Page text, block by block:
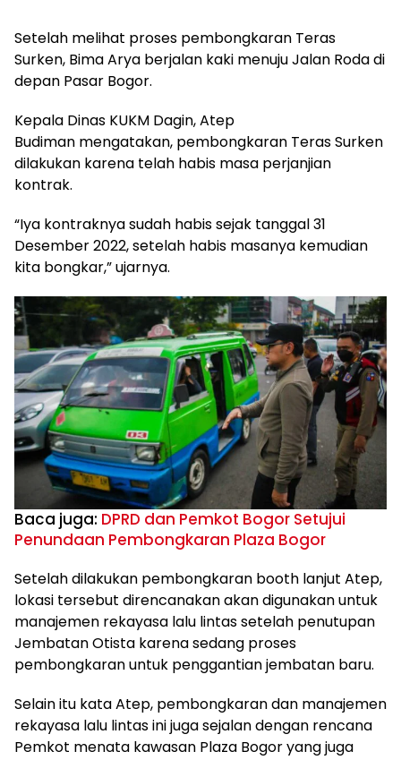
Setelah melihat proses pembongkaran Teras
Surken, Bima Arya berjalan kaki menuju Jalan Roda di
depan Pasar Bogor.
Kepala Dinas KUKM Dagin, Atep
Budiman mengatakan, pembongkaran Teras Surken
dilakukan karena telah habis masa perjanjian
kontrak.
“Iya kontraknya sudah habis sejak tanggal 31
Desember 2022, setelah habis masanya kemudian
kita bongkar,” ujarnya.
Baca juga: DPRD dan Pemkot Bogor Setujui
Penundaan Pembongkaran Plaza Bogor
Setelah dilakukan pembongkaran booth lanjut Atep,
lokasi tersebut direncanakan akan digunakan untuk
manajemen rekayasa lalu lintas setelah penutupan
Jembatan Otista karena sedang proses
pembongkaran untuk penggantian jembatan baru.
Selain itu kata Atep, pembongkaran dan manajemen
rekayasa lalu lintas ini juga sejalan dengan rencana
Pemkot menata kawasan Plaza Bogor yang juga